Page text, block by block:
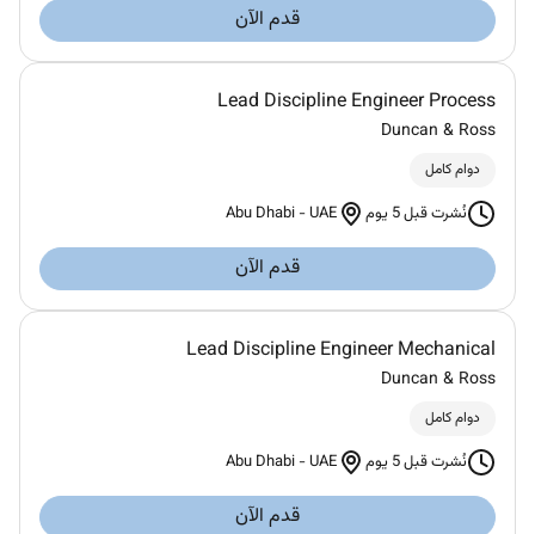
قدم الآن
Lead Discipline Engineer Process
Duncan & Ross
دوام كامل
نُشرت قبل 5 يوم Abu Dhabi -UAE
قدم الآن
Lead Discipline Engineer Mechanical
Duncan & Ross
دوام كامل
نُشرت قبل 5 يوم Abu Dhabi -UAE
قدم الآن